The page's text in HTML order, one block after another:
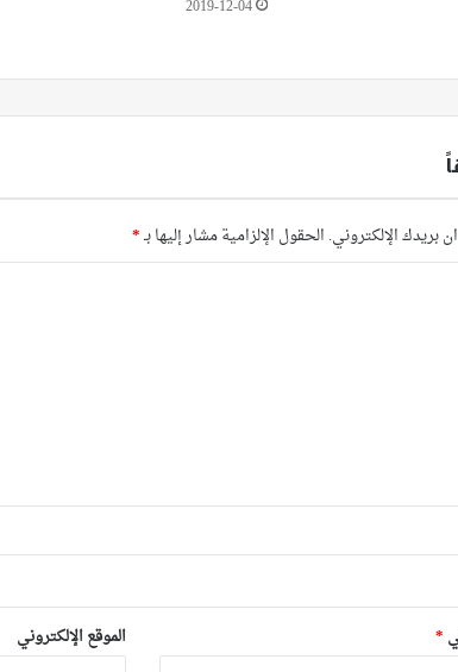
2019-12-04
بريدك الإلكتروني. الحقول الإلزامية مشار إليها بـ*
* الموقع الإلكتروني